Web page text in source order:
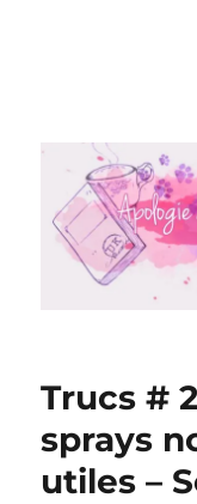
Apologie
Trucs #
sprays
utiles –